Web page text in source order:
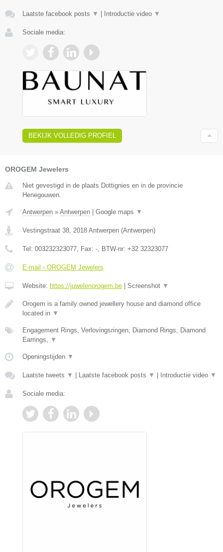
Laatste facebook posts ▼ Introductie video ▼
Sociale media:
BEKIJK VOLLEDIG PROFIEL
OROGEM Jewelers
Niet gevestigd in de plaats Dottignies en in de provincie
Henegouwen.
Antwerpen » Antwerpen Google maps ▼
Vestingstraat 38, 2018 Antwerpen (Antwerpen)
Tel: 003232323077, Fax: -, BTW-nr: +32 32323077
E-mail › OROGEM Jewelers
Website: https://juwelenorogem.be Screenshot ▼
Orogem is a family owned jewellery house and diamond office
located in ▼
Engagement Rings, Verlovingsringen, Diamond Rings, Diamond
Earrings, ▼
Openingstijden ▼
Laatste tweets ▼ Laatste facebook posts ▼ Introductie video ▼
Sociale media: